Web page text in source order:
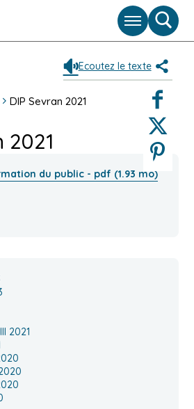
Menu
de
Ecoutez le texte
Twitter
Pinterest
DIP Sevran 2021
2021
du public - pdf (1.93 mo)
2021